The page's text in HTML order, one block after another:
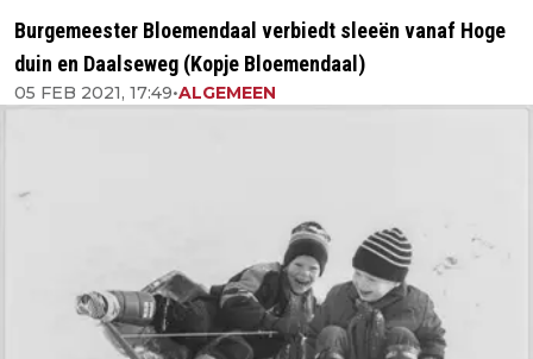
Burgemeester Bloemendaal verbiedt sleeën vanaf Hoge
duin en Daalseweg (Kopje Bloemendaal)
05 FEB 2021, 17:49•ALGEMEEN